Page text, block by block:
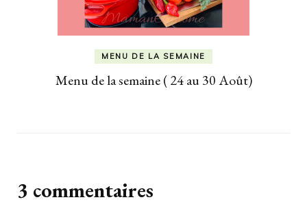
MENU DE LA SEMAINE
Menu de la semaine ( 24 au 30 Août)
3 commentaires